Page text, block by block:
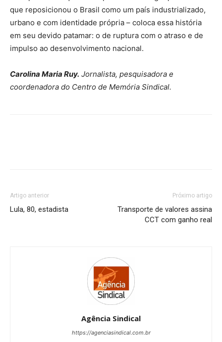
que reposicionou o Brasil como um país industrializado,
urbano e com identidade própria – coloca essa história
em seu devido patamar: o de ruptura com o atraso e de
impulso ao desenvolvimento nacional.
Carolina Maria Ruy. Jornalista, pesquisadora e
coordenadora do Centro de Memória Sindical.
Artigo anterior
Lula, 80, estadista
Próximo artigo
Transporte de valores assina
CCT com ganho real
Agência Sindical
https://agenciasindical.com.br